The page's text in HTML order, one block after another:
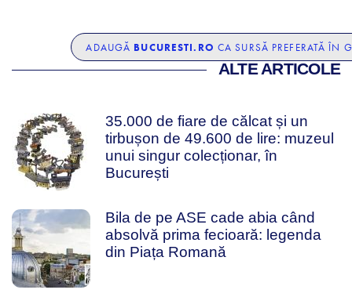
ADAUGĂ BUCURESTI.RO CA SURSĂ PREFERATĂ ÎN
ALTE ARTICOLE
35.000 de fiare de călcat și un
tirbușon de 49.600 de lire: muzeul
unui singur colecționar, în
București
Bila de pe ASE cade abia când
absolvă prima fecioară: legenda
din Piața Romană